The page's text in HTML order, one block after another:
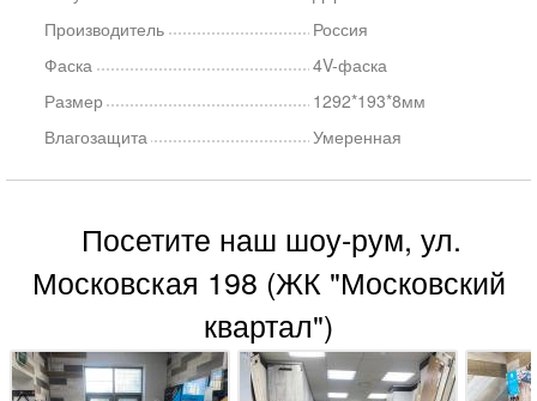
Производитель
Россия
Фаска
4V-фаска
Размер
1292*193*8мм
Влагозащита
Умеренная
Посетите наш шоу-рум, ул.
Московская 198 (ЖК "Московский
квартал")